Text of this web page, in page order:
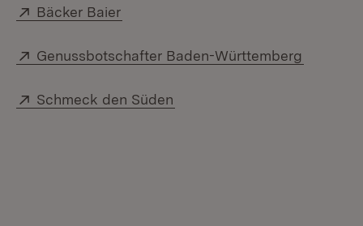
Extern:
Bäcker Baier
Extern:
Genussbotschafter Baden-Württemberg
Extern:
Schmeck den Süden